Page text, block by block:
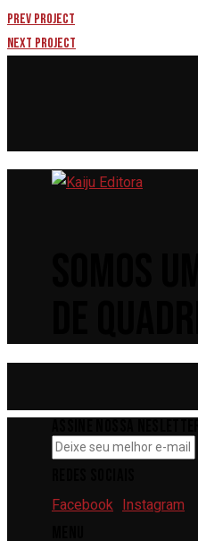
NAVEGAÇÃO
POST
Prev Project
Next Project
Facebook Instagram